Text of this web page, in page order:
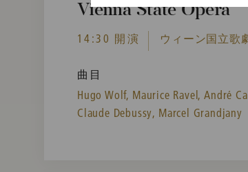
Vienna State Opera
14:30 開演 ウィーン国立歌
曲目
Hugo Wolf, Maurice Ravel, André
Claude Debussy, Marcel Grandjany